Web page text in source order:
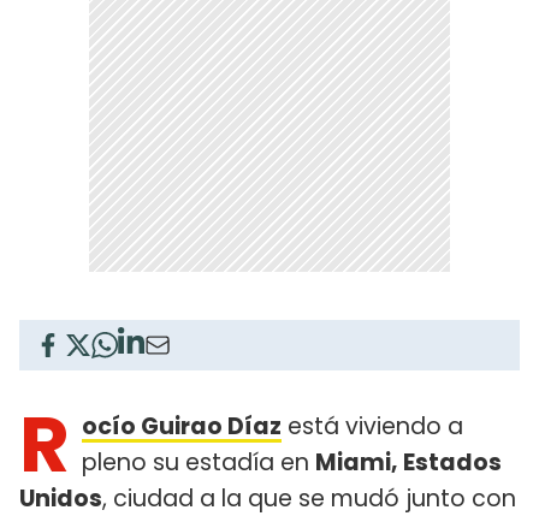
R ocío Guirao Díaz está viviendo a
pleno su estadía en Miami, Estados
Unidos, ciudad a la que se mudó junto con